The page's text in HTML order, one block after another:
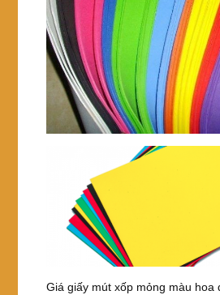
Giá giấy mút xốp mỏng màu